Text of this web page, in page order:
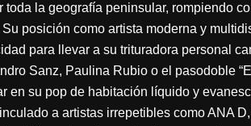
la geografía peninsular, rompiendo
posición como artista moderna y
para llevar a su trituradora personal
Sanz, Paulina Rubio o el pasodoble
en su pop de habitación líquido y
a artistas irrepetibles como ANA